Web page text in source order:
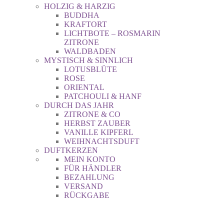
HOLZIG & HARZIG
BUDDHA
KRAFTORT
LICHTBOTE – ROSMARIN
ZITRONE
WALDBADEN
MYSTISCH & SINNLICH
LOTUSBLÜTE
ROSE
ORIENTAL
PATCHOULI & HANF
DURCH DAS JAHR
ZITRONE & CO
HERBST ZAUBER
VANILLE KIPFERL
WEIHNACHTSDUFT
DUFTKERZEN
MEIN KONTO
FÜR HÄNDLER
BEZAHLUNG
VERSAND
RÜCKGABE